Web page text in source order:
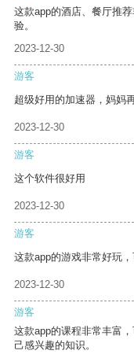
这款app的酒店、餐厅推
验。
2023-12-30
游客
超级好用的加速器，妈妈
2023-12-30
游客
这个软件很好用
2023-12-30
游客
这款app的游戏非常好玩，
2023-12-30
游客
这款app的课程非常丰富
己感兴趣的知识。